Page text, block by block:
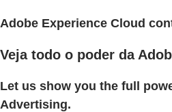
Adobe Experience Cloud
Veja todo o poder da
Let us show you the full
Advertising.